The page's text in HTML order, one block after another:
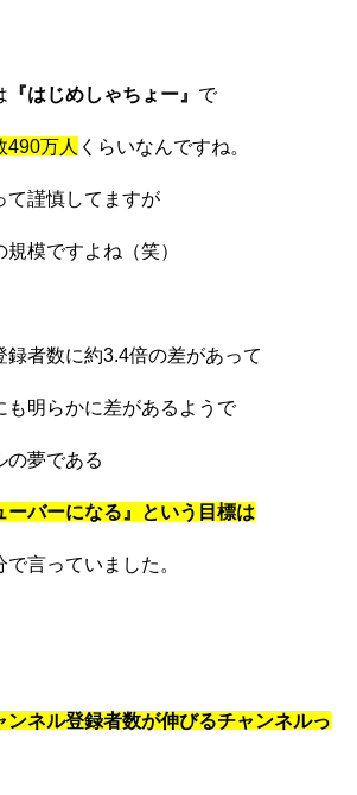
『はじめしゃちょー』 で
490万人 くらいなんですね。
て謹慎してますが
模ですよね（笑）
録者数に約3.4倍の差があって
も明らかに差があるようで
の夢である
ーバーになる』という目標は
で言っていました。
ンネル登録者数が伸びるチャンネルっ